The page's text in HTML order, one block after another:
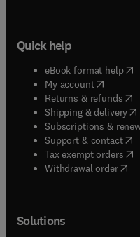
Quick help
eBook format help(
My account( opens in
Returns & refunds(
Shipping & delivery(
Subscriptions &
Support & contact(
Tax exempt orders(
Withdrawal order
Solutions